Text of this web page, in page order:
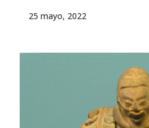
25 mayo, 2022